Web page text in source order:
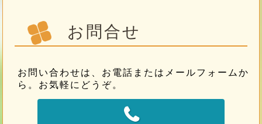
お問合せ
お問い合わせは、お電話またはメールフォームか
ら。お気軽にどうぞ。